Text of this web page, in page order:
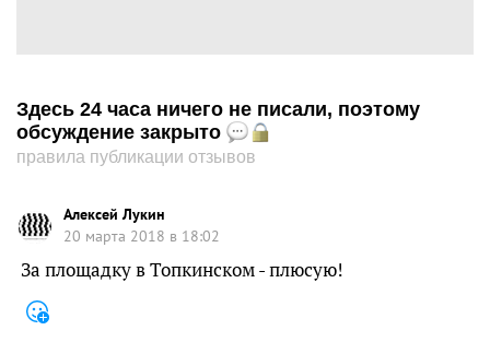
Здесь 24 часа ничего не писали, поэтому
обсуждение закрыто
правила публикации отзывов
Алексей Лукин
20 марта 2018 в 18:02
За площадку в Топкинском - плюсую!